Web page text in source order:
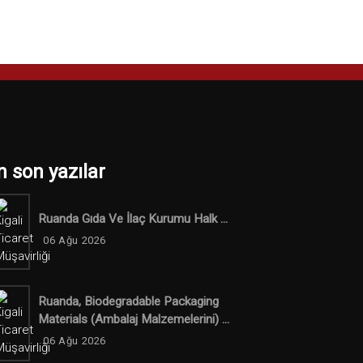
son yazılar
Ruanda Gıda Ve İlaç Kurumu Halk ...
06 Ağu 2026
Ruanda, Biodegradable Packaging
Materials (ambalaj Malzemelerini) ...
06 Ağu 2026